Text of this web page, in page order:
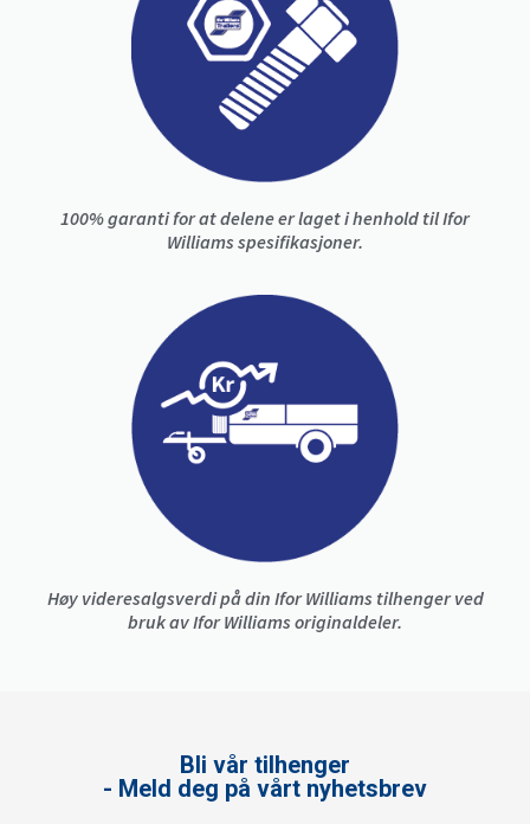
100% garanti for at delene er laget i henhold til Ifor
Williams spesifikasjoner.
Høy videresalgsverdi på din Ifor Williams tilhenger ved
bruk av Ifor Williams originaldeler.
Bli vår tilhenger
- Meld deg på vårt nyhetsbrev